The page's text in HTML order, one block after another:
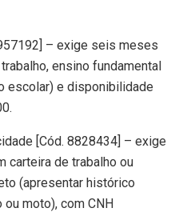
– exige seis meses
ensino fundamental
escolar) e disponibilidade
[Cód. 8828434] – exige
carteira de trabalho ou
(apresentar histórico
moto), com CNH